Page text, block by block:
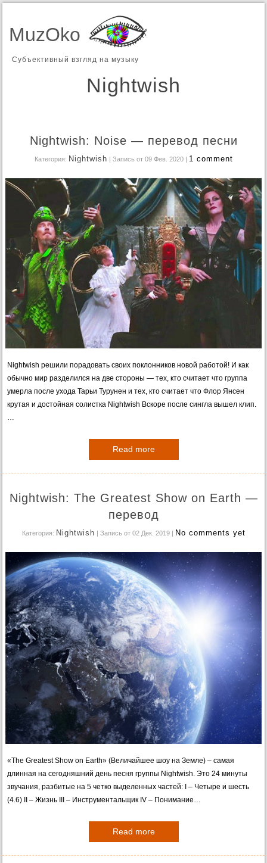
MuzOko
Субъективный взгляд на музыку
Nightwish
Nightwish: Noise — перевод песни
Категория: Nightwish | Запись от 09 Фев. 2020 | 1 comment
Nightwish решили порадовать своих поклонников новой работой! И как
обычно мир разделился на две стороны — тех, кто считает что группа
умерла после ухода Тарьи Турунен и тех, кто считает что Флор Янсен
крутая и достойная солистка Nightwish Вскоре после сингла вышел клип.
…
Read more
Nightwish: The Greatest Show on Earth —
перевод
Категория: Nightwish | Запись от 02 Дек. 2019 | No comments yet
«The Greatest Show on Earth» (Величайшее шоу на Земле) – самая
длинная на сегодняшний день песня группы Nightwish. Это 24 минуты
звучания, разбитые на 5 четко выделенных частей: I – Четыре и шесть
(4.6) II – Жизнь III – Инструментальщик IV – Понимание…
Read more